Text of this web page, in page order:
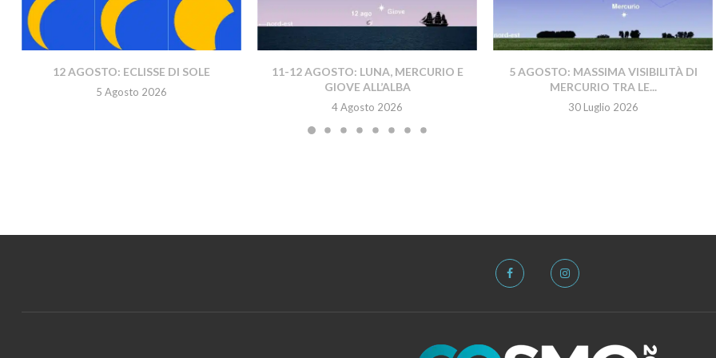
12 AGOSTO: ECLISSE DI SOLE
5 Agosto 2026
11-12 AGOSTO: LUNA, MERCURIO E
GIOVE ALL’ALBA
4 Agosto 2026
5 AGOSTO: MASSIMA VISIBILITÀ DI
MERCURIO TRA LE...
30 Luglio 2026